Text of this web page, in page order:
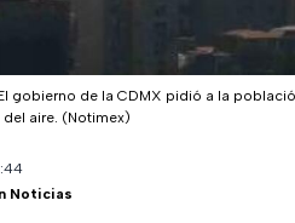
gobierno de la CDMX pidió a la
aire. (Notimex)
Noticias